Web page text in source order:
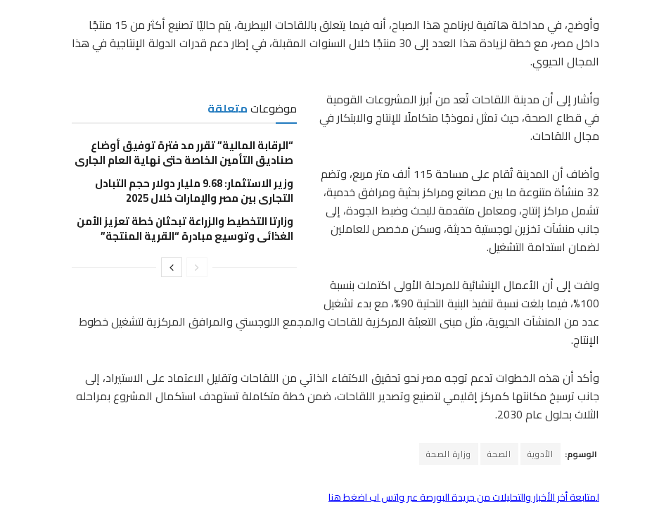
وأوضح، في مداخلة هاتفية لبرنامج هذا الصباح، أنه فيما يتعلق باللقاحات البيطرية، يتم حاليًا تصنيع أكثر من 15 منتجًا
داخل مصر، مع خطة لزيادة هذا العدد إلى 30 منتجًا خلال السنوات المقبلة، في إطار دعم قدرات الدولة الإنتاجية في هذا
المجال الحيوي.
موضوعاتمتعلقة
“الرقابة المالية” تقرر مد فترة توفيق أوضاع
صناديق التأمين الخاصة حتى نهاية العام الجاري
وزير الاستثمار: 9.68 مليار دولار حجم التبادل
التجاري بين مصر والإمارات خلال 2025
وزارتا التخطيط والزراعة تبحثان خطة تعزيز الأمن
الغذائي وتوسيع مبادرة “القرية المنتجة”
وأشار إلى أن مدينة اللقاحات تُعد من أبرز المشروعات القومية
في قطاع الصحة، حيث تمثل نموذجًا متكاملًا للإنتاج والابتكار في
مجال اللقاحات.
وأضاف أن المدينة تُقام على مساحة 115 ألف متر مربع، وتضم
32 منشأة متنوعة ما بين مصانع ومراكز بحثية ومرافق خدمية،
تشمل مراكز إنتاج، ومعامل متقدمة للبحث وضبط الجودة، إلى
جانب منشآت تخزين لوجستية حديثة، وسكن مخصص للعاملين
لضمان استدامة التشغيل.
ولفت إلى أن الأعمال الإنشائية للمرحلة الأولى اكتملت بنسبة
100%، فيما بلغت نسبة تنفيذ البنية التحتية 90%، مع بدء تشغيل
عدد من المنشآت الحيوية، مثل مبنى التعبئة المركزية للقاحات والمجمع اللوجستي والمرافق المركزية لتشغيل خطوط
الإنتاج.
وأكد أن هذه الخطوات تدعم توجه مصر نحو تحقيق الاكتفاء الذاتي من اللقاحات وتقليل الاعتماد على الاستيراد، إلى
جانب ترسيخ مكانتها كمركز إقليمي لتصنيع وتصدير اللقاحات، ضمن خطة متكاملة تستهدف استكمال المشروع بمراحله
الثلاث بحلول عام 2030.
الوسوم: الأدوية الصحة وزارة الصحة
لمتابعة أخر الأخبار والتحليلات من جريدة البورصة عبر واتس اب اضغط هنا